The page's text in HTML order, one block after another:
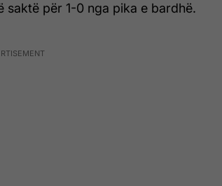
për 1-0 nga pika e bardhë.